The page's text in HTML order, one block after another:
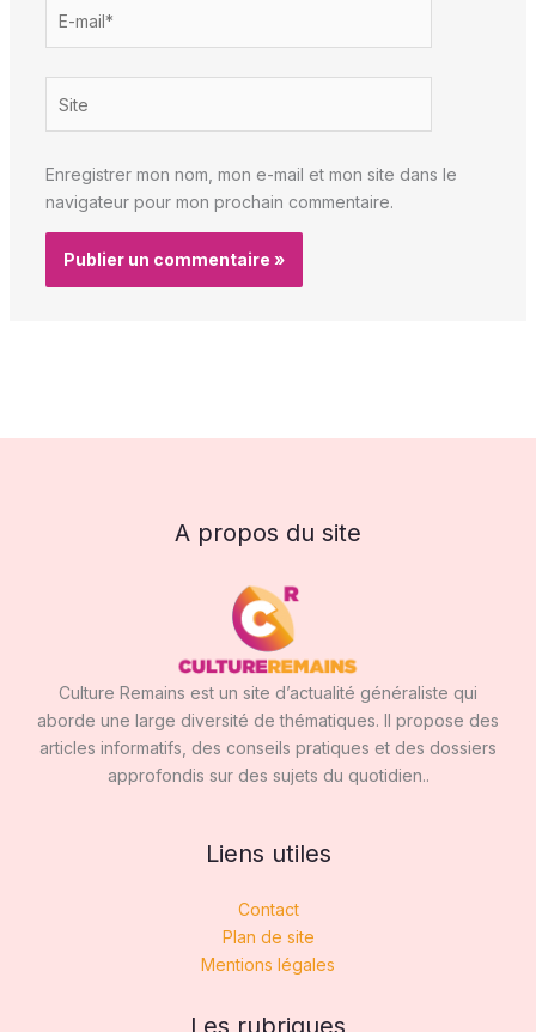
mail*
Enregistrer mon nom, mon e-mail et mon site dans le
navigateur pour mon prochain commentaire.
A propos du site
Culture Remains est un site d’actualité généraliste qui
aborde une large diversité de thématiques. Il propose des
articles informatifs, des conseils pratiques et des dossiers
approfondis sur des sujets du quotidien..
Liens utiles
Contact
Plan de site
Mentions légales
Les rubriques